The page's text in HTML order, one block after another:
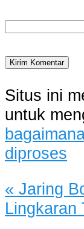
Situs ini
untuk
diproses
« Jaring
Lingkaran